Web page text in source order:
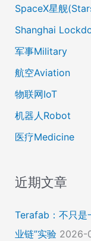
SpaceX星舰
Shanghai
军事Military
航空Aviation
物联网IoT
机器人Robot
医疗Medicine
近期文章
Terafab：不只是
业链”实验 2026-